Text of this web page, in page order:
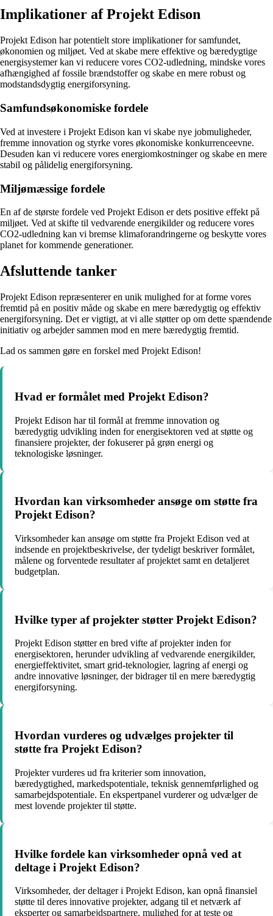
Implikationer af Projekt Edison
Projekt Edison har potentielt store implikationer for samfundet,
økonomien og miljøet. Ved at skabe mere effektive og bæredygtige
energisystemer kan vi reducere vores CO2-udledning, mindske vores
afhængighed af fossile brændstoffer og skabe en mere robust og
modstandsdygtig energiforsyning.
Samfundsøkonomiske fordele
Ved at investere i Projekt Edison kan vi skabe nye jobmuligheder,
fremme innovation og styrke vores økonomiske konkurrenceevne.
Desuden kan vi reducere vores energiomkostninger og skabe en mere
stabil og pålidelig energiforsyning.
Miljømæssige fordele
En af de største fordele ved Projekt Edison er dets positive effekt på
miljøet. Ved at skifte til vedvarende energikilder og reducere vores
CO2-udledning kan vi bremse klimaforandringerne og beskytte vores
planet for kommende generationer.
Afsluttende tanker
Projekt Edison repræsenterer en unik mulighed for at forme vores
fremtid på en positiv måde og skabe en mere bæredygtig og effektiv
energiforsyning. Det er vigtigt, at vi alle støtter op om dette spændende
initiativ og arbejder sammen mod en mere bæredygtig fremtid.
Lad os sammen gøre en forskel med Projekt Edison!
Hvad er formålet med Projekt Edison?
Projekt Edison har til formål at fremme innovation og
bæredygtig udvikling inden for energisektoren ved at støtte og
finansiere projekter, der fokuserer på grøn energi og
teknologiske løsninger.
Hvordan kan virksomheder ansøge om støtte fra
Projekt Edison?
Virksomheder kan ansøge om støtte fra Projekt Edison ved at
indsende en projektbeskrivelse, der tydeligt beskriver formålet,
målene og forventede resultater af projektet samt en detaljeret
budgetplan.
Hvilke typer af projekter støtter Projekt Edison?
Projekt Edison støtter en bred vifte af projekter inden for
energisektoren, herunder udvikling af vedvarende energikilder,
energieffektivitet, smart grid-teknologier, lagring af energi og
andre innovative løsninger, der bidrager til en mere bæredygtig
energiforsyning.
Hvordan vurderes og udvælges projekter til
støtte fra Projekt Edison?
Projekter vurderes ud fra kriterier som innovation,
bæredygtighed, markedspotentiale, teknisk gennemførlighed og
samarbejdspotentiale. En ekspertpanel vurderer og udvælger de
mest lovende projekter til støtte.
Hvilke fordele kan virksomheder opnå ved at
deltage i Projekt Edison?
Virksomheder, der deltager i Projekt Edison, kan opnå finansiel
støtte til deres innovative projekter, adgang til et netværk af
eksperter og samarbejdspartnere, mulighed for at teste og